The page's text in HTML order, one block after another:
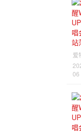
爱
06